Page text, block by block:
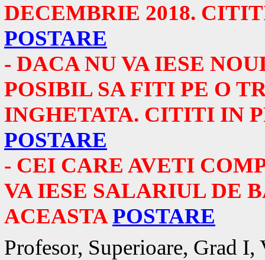
DECEMBRIE 2018.
POSTARE
- DACA NU VA IESE
POSIBIL SA FITI PE O
INGHETATA. CITITI IN
POSTARE
- CEI CARE AVETI
VA IESE SALARIUL DE
ACEASTAPOSTARE
Profesor, Superioare, Grad